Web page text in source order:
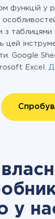
функцій у
з
цей
Google
Excel.
у